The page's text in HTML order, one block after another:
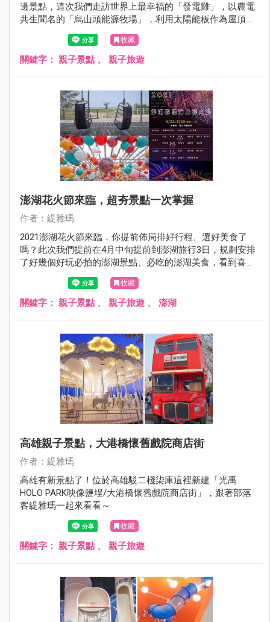
邊景點，這次我們走訪世界上最幸福的「發電雞」，以農電
共生聞名的「烏山頭能源牧場」，利用太陽能板作為屋頂發
電供電，這裡的發電雞可聽音樂，有大空間活動過得開心自
在，不怕人很適合帶小朋友來農事體驗，尤其是撿雞蛋，連
我大人也很愛這個體驗，整個童心大爆發。
收藏
關鍵字： 親子景點 、 親子旅遊
澎湖花火節來臨，超夯景點一次掌握
作者：緹雅瑪
2021澎湖花火節來臨，你提前佈局排好行程、選好美食了
嗎？此次我們提前在4月中旬提前到澎湖旅行3日，規劃安排
了好幾個好玩必拍的澎湖景點、必吃的澎湖美食，看到喜歡
的景點可直接放進口袋名單，每個景點皆有詳細的文章介
紹，讓你沒時間作功課也能快速安排好澎湖行程，Go～Go
～Go～
收藏
關鍵字： 親子景點 、 親子旅遊 、 澎湖
高雄親子景點，大港橋懷舊戲院商店街
作者：緹雅瑪
高雄有新景點了！位於高雄駁二棧柒庫這裡新建「光禹
HOLO PARK映像鹽埕/大港橋懷舊戲院商店街」，跟著部落
客緹雅瑪一起來看看～
收藏
關鍵字： 親子景點 、 親子旅遊